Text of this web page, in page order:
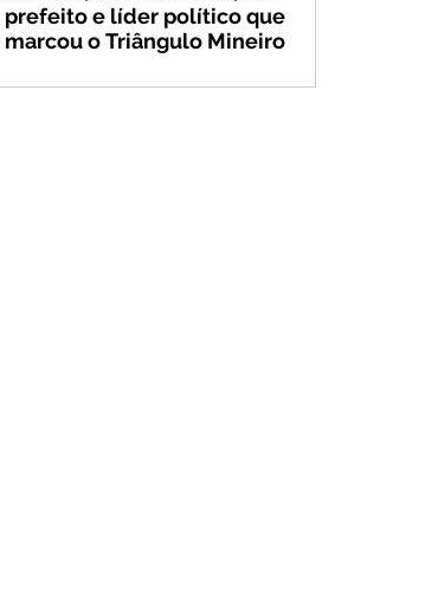
prefeito e líder político que
marcou o Triângulo Mineiro